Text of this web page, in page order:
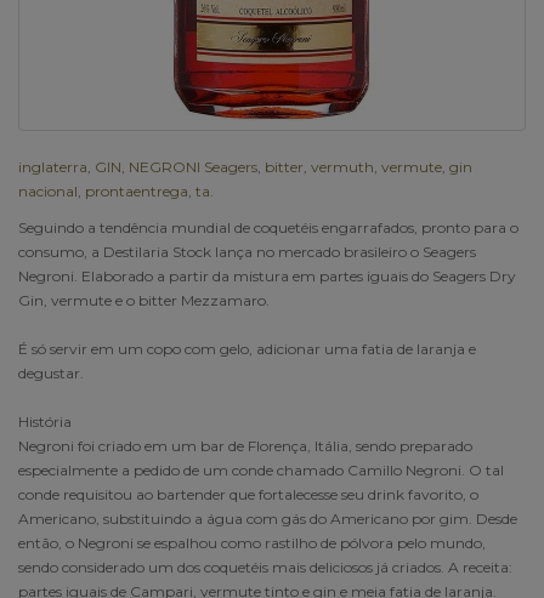
inglaterra GIN NEGRONI Seagers bitter vermuth vermute gin
nacional prontaentrega ta.
Seguindo a tendência mundial de coquetéis engarrafados, pronto para o
consumo, a Destilaria Stock lança no mercado brasileiro o Seagers
Negroni. Elaborado a partir da mistura em partes iguais do Seagers Dry
Gin, vermute e o bitter Mezzamaro.
É só servir em um copo com gelo, adicionar uma fatia de laranja e
degustar.
História
Negroni foi criado em um bar de Florença, Itália, sendo preparado
especialmente a pedido de um conde chamado Camillo Negroni. O tal
conde requisitou ao bartender que fortalecesse seu drink favorito, o
Americano, substituindo a água com gás do Americano por gim. Desde
então, o Negroni se espalhou como rastilho de pólvora pelo mundo,
sendo considerado um dos coquetéis mais deliciosos já criados. A receita:
partes iguais de Campari, vermute tinto e gin e meia fatia de laranja.